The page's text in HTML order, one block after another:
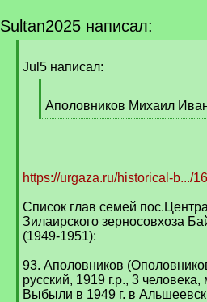
Sultan2025 написал:
q
Jul5 написал:
q
]
Аполовников Михаил
[
https://urgaza.ru/historical-b.../
Список глав семей
Зилаирского зерносовхоза
(1949-1951):
93. Аполовников
русский, 1919 г.р., 3
Выбыли в 1949 г. в